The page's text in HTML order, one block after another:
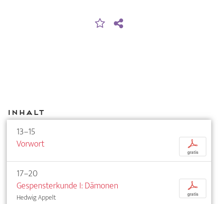
Inhalt
13–15
Vorwort
p
gratis
17–20
Gespensterkunde I: Dämonen
Hedwig Appelt
p
gratis